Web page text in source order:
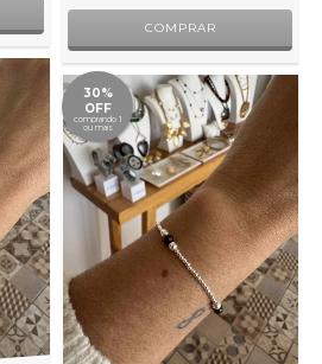
30%
OFF
comprando 1
ou mais